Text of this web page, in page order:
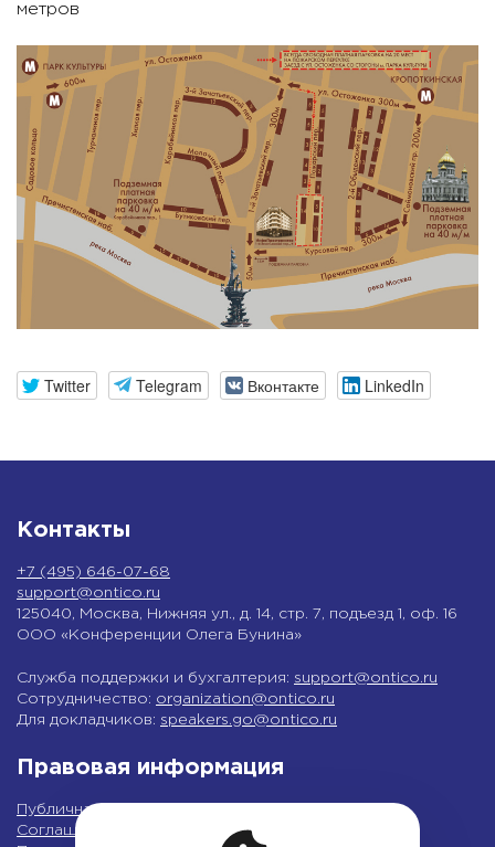
метров
Twitter Telegram Вконтакте LinkedIn
Контакты
+7 (495) 646-07-68
support@ontico.ru
125040, Москва, Нижняя ул., д. 14, стр. 7, подъезд 1, оф. 16
ООО «Конференции Олега Бунина»
Служба поддержки и бухгалтерия: support@ontico.ru
Сотрудничество: organization@ontico.ru
Для докладчиков: speakers.go@ontico.ru
Правовая информация
Публичная оферта
Соглашение на обработку персональных данных